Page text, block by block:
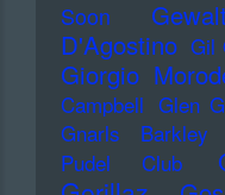
Soon
D'Agostino Gil
Giorgio
Campbell Glen
Gnarls Barkley
Pudel Club